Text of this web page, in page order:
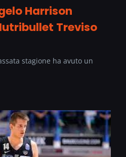
Harrison
Treviso
stagione ha avuto un